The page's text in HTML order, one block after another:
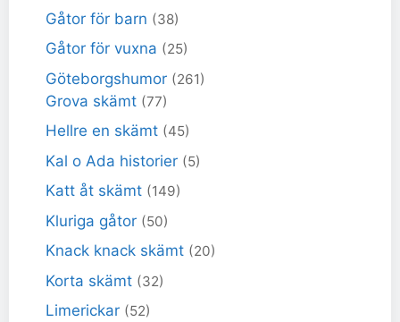
Gåtor för barn (38)
Gåtor för vuxna (25)
Göteborgshumor (261)
Grova skämt (77)
Hellre en skämt (45)
Kal o Ada historier (5)
Katt åt skämt (149)
Kluriga gåtor (50)
Knack knack skämt (20)
Korta skämt (32)
Limerickar (52)